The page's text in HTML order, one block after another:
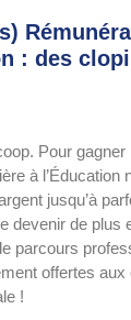
: des
Pour gagner
à
jusqu’à
devenir de plus
parcours
offertes
!